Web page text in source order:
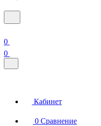
0
0
Кабинет
0 Сравнение